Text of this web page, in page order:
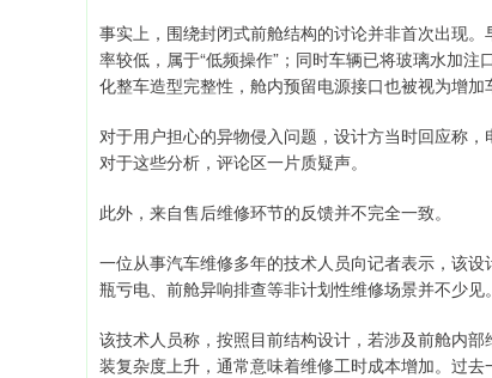
事实上，围绕封闭式前舱结构的讨论并非首次出现
率较低，属于“低频操作”；同时车辆已将玻璃水加
化整车造型完整性，舱内预留电源接口也被视为增加
对于用户担心的异物侵入问题，设计方当时回应称
对于这些分析，评论区一片质疑声。
此外，来自售后维修环节的反馈并不完全一致。
一位从事汽车维修多年的技术人员向记者表示，该
瓶亏电、前舱异响排查等非计划性维修场景并不少见。
该技术人员称，按照目前结构设计，若涉及前舱内
装复杂度上升，通常意味着维修工时成本增加。过